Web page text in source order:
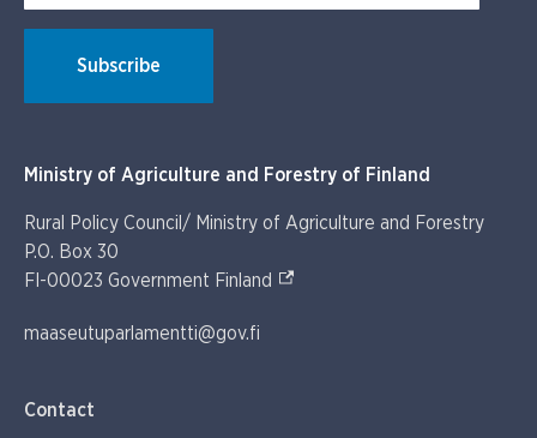
Subscribe
Ministry of Agriculture and Forestry of Finland
Rural Policy Council/ Ministry of Agriculture and Forestry
P.O. Box 30
FI-00023 Government Finland (External link)
maaseutuparlamentti@gov.fi
Contact